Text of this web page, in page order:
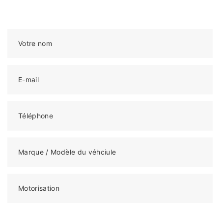
Votre nom
E-mail
Téléphone
Marque / Modèle du véhciule
Motorisation